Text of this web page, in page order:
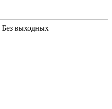
Без выходных